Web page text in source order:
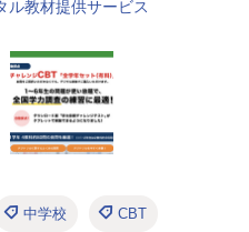
ル教材提供サービス
中学校 CBT